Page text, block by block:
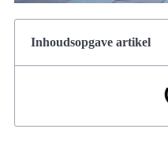
Inhoudsopgave artikel